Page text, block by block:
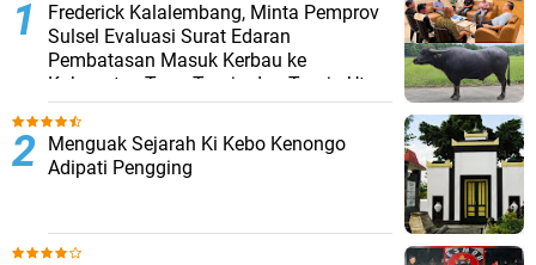
Frederick Kalalembang, Minta Pemprov
Sulsel Evaluasi Surat Edaran
Pembatasan Masuk Kerbau ke
Kabupaten Tana Toraja dan Toraja Utara
Menguak Sejarah Ki Kebo Kenongo
Adipati Pengging